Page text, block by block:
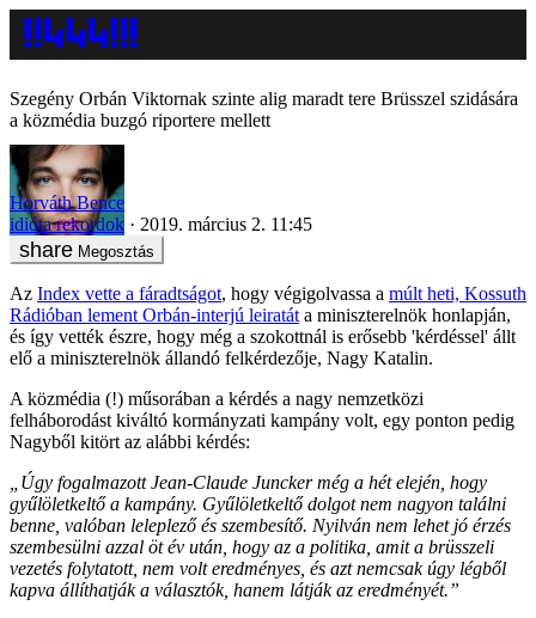
Szegény Orbán Viktornak szinte alig maradt tere Brüsszel szidására
a közmédia buzgó riportere mellett
Horváth Bence
idióta rekordok
2019. március 2. 11:45
Megosztás
Az Index vette a fáradtságot, hogy végigolvassa a múlt heti, Kossuth
Rádióban lement Orbán-interjú leiratát a miniszterelnök honlapján,
és így vették észre, hogy még a szokottnál is erősebb 'kérdéssel' állt
elő a miniszterelnök állandó felkérdezője, Nagy Katalin.
A közmédia (!) műsorában a kérdés a nagy nemzetközi
felháborodást kiváltó kormányzati kampány volt, egy ponton pedig
Nagyből kitört az alábbi kérdés:
„Úgy fogalmazott Jean-Claude Juncker még a hét elején, hogy
gyűlöletkeltő a kampány. Gyűlöletkeltő dolgot nem nagyon találni
benne, valóban leleplező és szembesítő. Nyilván nem lehet jó érzés
szembesülni azzal öt év után, hogy az a politika, amit a brüsszeli
vezetés folytatott, nem volt eredményes, és azt nemcsak úgy légből
kapva állíthatják a választók, hanem látják az eredményét.”